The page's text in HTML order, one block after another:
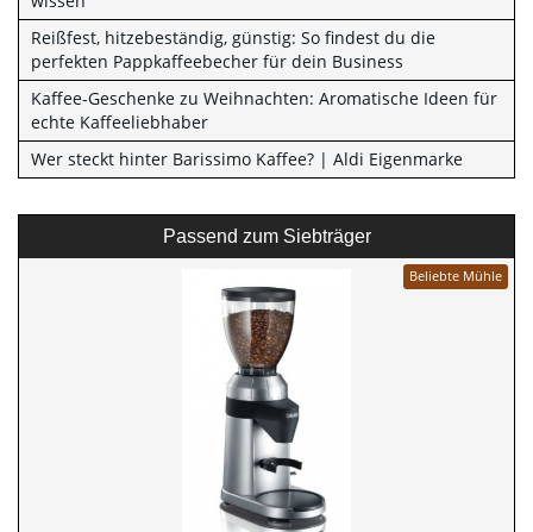
Reißfest, hitzebeständig, günstig: So findest du die
perfekten Pappkaffeebecher für dein Business
Kaffee-Geschenke zu Weihnachten: Aromatische Ideen für
echte Kaffeeliebhaber
Wer steckt hinter Barissimo Kaffee? | Aldi Eigenmarke
Passend zum Siebträger
Beliebte Mühle